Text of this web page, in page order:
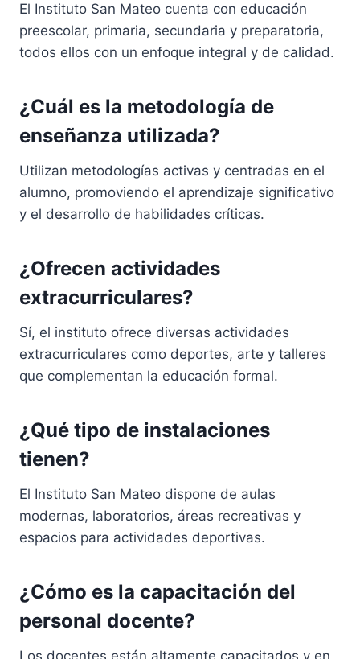
El Instituto San Mateo cuenta con educación
preescolar, primaria, secundaria y preparatoria,
todos ellos con un enfoque integral y de calidad.
¿Cuál es la metodología de
enseñanza utilizada?
Utilizan metodologías activas y centradas en el
alumno, promoviendo el aprendizaje significativo
y el desarrollo de habilidades críticas.
¿Ofrecen actividades
extracurriculares?
Sí, el instituto ofrece diversas actividades
extracurriculares como deportes, arte y talleres
que complementan la educación formal.
¿Qué tipo de instalaciones
tienen?
El Instituto San Mateo dispone de aulas
modernas, laboratorios, áreas recreativas y
espacios para actividades deportivas.
¿Cómo es la capacitación del
personal docente?